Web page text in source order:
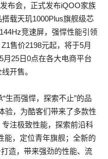
布会，正式发布iQOO家族
载天玑1000Plus旗舰级芯
竞速屏，强悍性能引领
售价2198元起，将于5月
月25日0点在各大电商平台
开售。
生而强悍，探索不止”的品
验，为酷客们带来了多款性
注极致性能，探索前沿科
能，定位青年旗舰；全新的
造，带来强劲的性能、流